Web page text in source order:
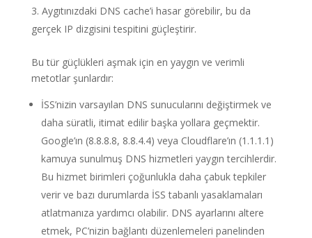
Aygıtınızdaki DNS cache’i hasar görebilir, bu da
gerçek IP dizgisini tespitini güçleştirir.
Bu tür güçlükleri aşmak için en yaygın ve verimli
metotlar şunlardır:
İSS’nizin varsayılan DNS sunucularını değiştirmek ve
daha süratli, itimat edilir başka yollara geçmektir.
Google’ın (8.8.8.8, 8.8.4.4) veya Cloudflare’ın (1.1.1.1)
kamuya sunulmuş DNS hizmetleri yaygın tercihlerdir.
Bu hizmet birimleri çoğunlukla daha çabuk tepkiler
verir ve bazı durumlarda İSS tabanlı yasaklamaları
atlatmanıza yardımcı olabilir. DNS ayarlarını altere
etmek, PC’nizin bağlantı düzenlemeleri panelinden